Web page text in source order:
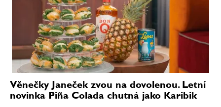
Věnečky Janeček zvou na dovolenou. Letní
novinka Piña Colada chutná jako Karibik